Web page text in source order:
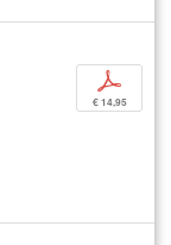
p
€ 14,95